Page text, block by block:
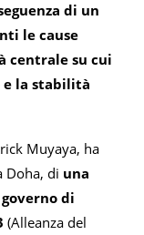
di un
le cause
centrale su cui
e la stabilità
Muyaya, ha
Doha, di una
di
(Alleanza del